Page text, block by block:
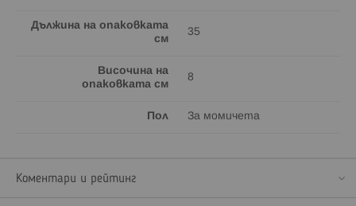
Дължина на опаковката
см
35
Височина на
опаковката см
8
Пол За момичета
Коментари и рейтинг